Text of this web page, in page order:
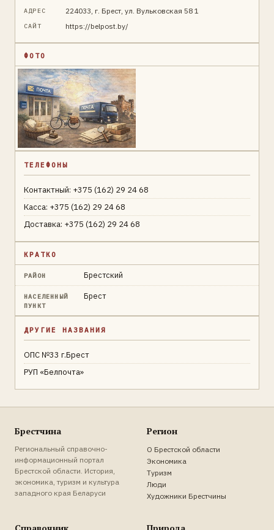
АДРЕС 224033, г. Брест, ул. Вульковская 58 1
САЙТ https://belpost.by/
ФОТО
ТЕЛЕФОНЫ
Контактный: +375 (162) 29 24 68
Касса: +375 (162) 29 24 68
Доставка: +375 (162) 29 24 68
КРАТКО
РАЙОН Брестский
НАСЕЛЕННЫЙ
ПУНКТ
Брест
ДРУГИЕ НАЗВАНИЯ
ОПС №33 г.Брест
РУП «Белпочта»
Брестчина
Региональный справочно-
информационный портал
Брестской области. История,
экономика, туризм и культура
западного края Беларуси
Регион
О Брестской области
Экономика
Туризм
Люди
Художники Брестчины
Справочник Природа